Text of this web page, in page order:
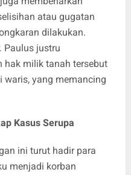
atau gugatan
dilakukan.
Paulus justru
hak milik tanah tersebut
yang memancing
Kasus Serupa
ini turut hadir para
menjadi korban